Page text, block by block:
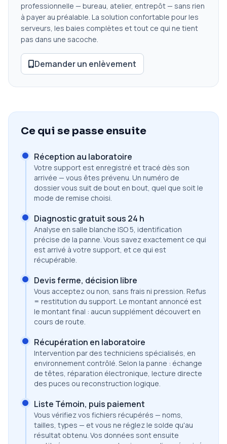
professionnelle — bureau, atelier, entrepôt — sans rien
à payer au préalable. La solution confortable pour les
serveurs, les baies complètes et tout ce qui ne tient
pas dans une sacoche.
Demander un enlèvement
Ce qui se passe ensuite
Réception au laboratoire
Votre support est enregistré et tracé dès son
arrivée — vous êtes prévenu. Un numéro de
dossier vous suit de bout en bout, quel que soit le
mode de remise choisi.
Diagnostic gratuit sous 24 h
Analyse en salle blanche ISO 5, identification
précise de la panne. Vous savez exactement ce qui
est arrivé à votre support, et ce qui est
récupérable.
Devis ferme, décision libre
Vous acceptez ou non, sans frais ni pression. Refus
= restitution du support. Le montant annoncé est
le montant final : aucun supplément découvert en
cours de route.
Récupération en laboratoire
Intervention par des techniciens spécialisés, en
environnement contrôlé. Selon la panne : échange
de têtes, réparation électronique, lecture directe
des puces ou reconstruction logique.
Liste Témoin, puis paiement
Vous vérifiez vos fichiers récupérés — noms,
tailles, types — et vous ne réglez le solde qu'au
résultat obtenu. Vos données sont ensuite